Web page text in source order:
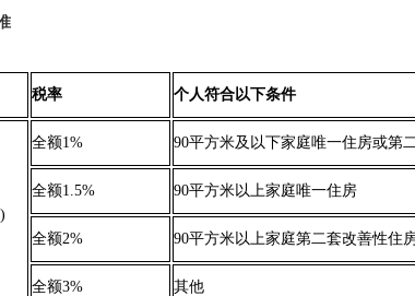
税率 个人符合以下条件
全额1% 90平方米及以下家庭唯一住房或第
全额1.5% 90平方米以上家庭唯一住房
全额2% 90平方米以上家庭第二套改善性住
全额3% 其他